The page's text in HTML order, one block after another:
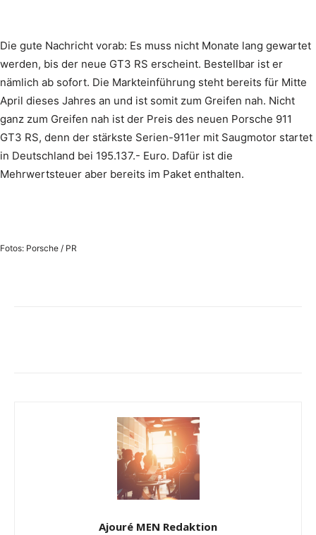
Die gute Nachricht vorab: Es muss nicht Monate lang gewartet
werden, bis der neue GT3 RS erscheint. Bestellbar ist er
nämlich ab sofort. Die Markteinführung steht bereits für Mitte
April dieses Jahres an und ist somit zum Greifen nah. Nicht
ganz zum Greifen nah ist der Preis des neuen Porsche 911
GT3 RS, denn der stärkste Serien-911er mit Saugmotor startet
in Deutschland bei 195.137.- Euro. Dafür ist die
Mehrwertsteuer aber bereits im Paket enthalten.
Fotos: Porsche / PR
Ajouré MEN Redaktion